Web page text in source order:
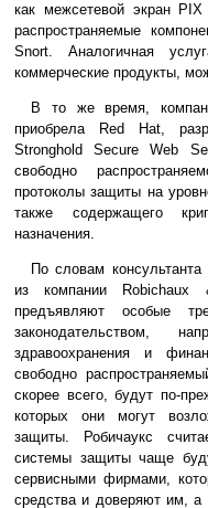
как межсетевой экран
распространяемые
Snort. Аналогичная
коммерческие продукты,
В то же время,
приобрела Red Hat,
Stronghold Secure Web
свободно
протоколы защиты на
также содержащего
назначения.
По словам
из компании Robichaux
предъявляют особые
законодательством,
здравоохранения и
свободно
скорее всего, будут по-
которых они могут
защиты. Робичаукс
системы защиты чаще
сервисными фирмами,
средства и доверяют им,